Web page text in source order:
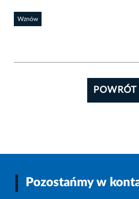
Wznów
POWRÓT
Pozostańmy w